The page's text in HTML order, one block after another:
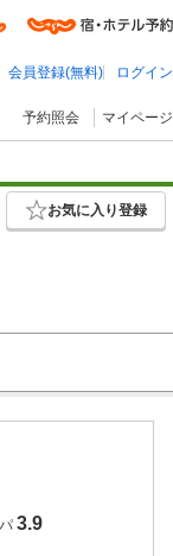
会員登録(無料) ログイン
予約照会 マイページ
お気に入り登録
3.9